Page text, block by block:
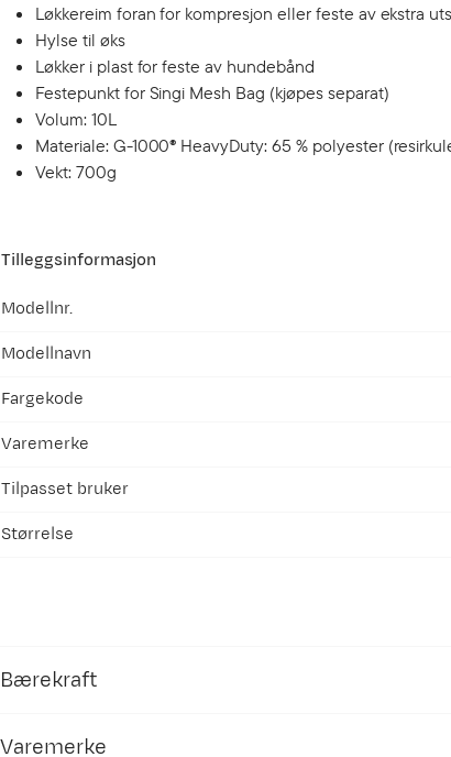
Løkkereim foran for kompresjon eller feste av ekstra
Hylse til øks
Løkker i plast for feste av hundebånd
Festepunkt for Singi Mesh Bag (kjøpes separat)
Volum: 10L
Materiale: G-1000® HeavyDuty: 65 % polyester
Vekt: 700g
Tilleggsinformasjon
Modellnr.
Modellnavn
Fargekode
Varemerke
Tilpasset bruker
Størrelse
Bærekraft
Varemerke